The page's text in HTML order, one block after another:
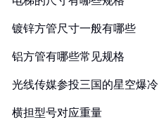
镀锌方管尺寸一般有哪些
铝方管有哪些常见规格
光线传媒参投三国的星空爆冷
横担型号对应重量